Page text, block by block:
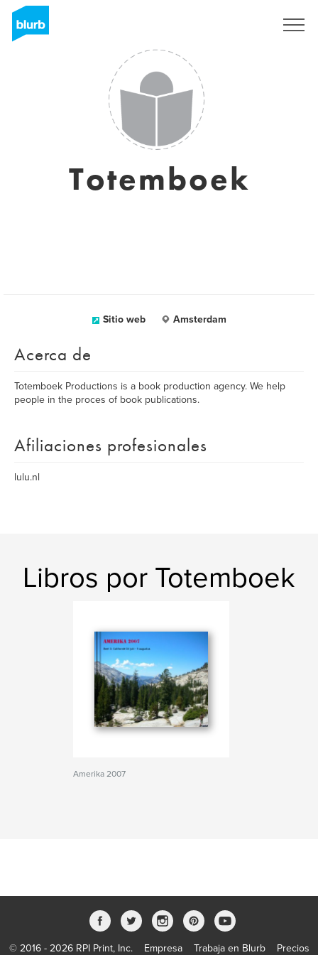
Totemboek
Sitio web Amsterdam
Acerca de
Totemboek Productions is a book production agency. We help
people in the proces of book publications.
Afiliaciones profesionales
lulu.nl
Libros por Totemboek
Amerika 2007
© 2016 - 2026 RPI Print, Inc. Empresa Trabaja en Blurb Precios